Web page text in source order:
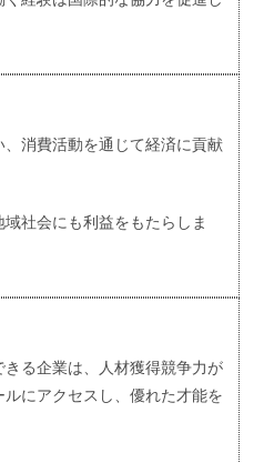
消費活動を通じて経済に貢献
社会にも利益をもたらしま
る企業は、人材獲得競争力が
にアクセスし、優れた才能を